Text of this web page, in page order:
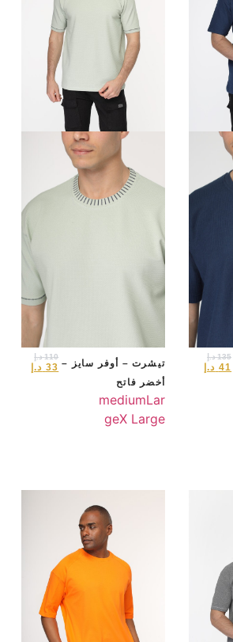
135 د.إ
41 د.إ
تيشرت – أوفر سايز –
أخضر فاتح
110 د.إ
33 د.إ
mediumLar
geX Large